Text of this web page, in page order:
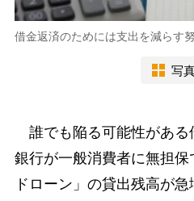
借金返済のためには支出を減らす
写
誰でも陥る可能性がある
銀行が一般消費者に無担
ドローン」の貸出残高が